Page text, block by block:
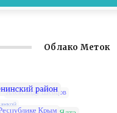
Облако Меток